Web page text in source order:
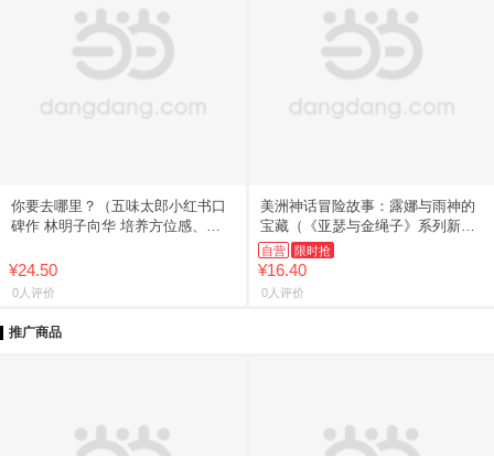
你要去哪里？（五味太郎小红书口
碑作 林明子向华 培养方位感、观
¥24.50
0人评价
美洲神话冒险故事：露娜与雨神的
宝藏（《亚瑟与金绳子》系列新
作，“快乐读书吧”推荐阅读）
自营 限时抢
¥16.40
0人评价
推广商品